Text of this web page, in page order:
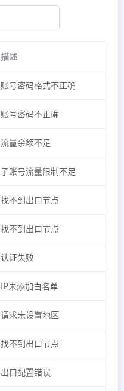
描述
账号密码格式不正确
账号密码不正确
流量余额不足
子账号流量限制不足
找不到出口节点
找不到出口节点
认证失败
IP未添加白名单
请求未设置地区
找不到出口节点
出口配置错误